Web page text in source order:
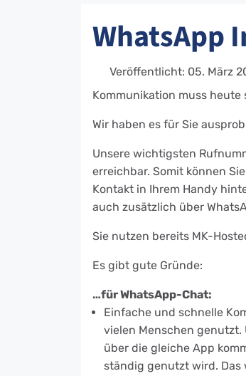
WhatsApp
Veröffentlicht: 05. März
Kommunikation muss
Wir haben es für Sie
Unsere wichtigsten
erreichbar. Somit können
Kontakt in Ihrem Handy
auch zusätzlich über
Sie nutzen bereits MK-
Es gibt gute Gründe:
…für WhatsApp-Chat:
Einfache und schnelle
vielen Menschen
über die gleiche App
ständig genutzt wird. Das